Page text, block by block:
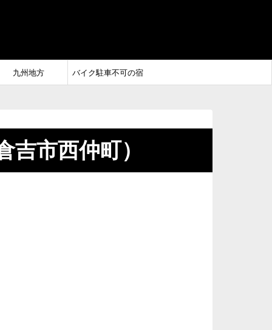
九州地方 バイク駐車不可の宿
市西仲町）